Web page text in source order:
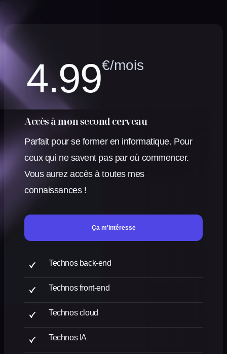
Accès à mon second cerveau
Parfait pour se former en informatique. Pour
ceux qui ne savent pas par où commencer.
Vous aurez accès à toutes mes
connaissances !
4.99€/mois
Technos back-end
Technos front-end
Technos cloud
Technos IA
Ça m'intéresse